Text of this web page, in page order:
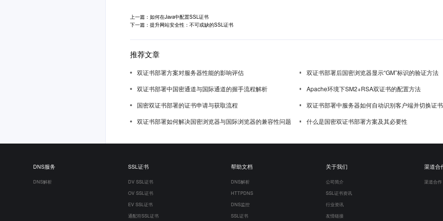
上一篇：如何在Java中配置SSL证书
下一篇：提升网站安全性：不可或缺的SSL证书
推荐文章
双证书部署方案对服务器性能的影响评估
双证书部署后国密浏览器显示“GM”标识的验证方法
双证书部署中国密通道与国际通道的握手流程解析
Apache环境下SM2+RSA双证书的配置方法
国密双证书部署的证书申请与获取流程
双证书部署中服务器如何自动识别客户端并切换证书
双证书部署如何解决国密浏览器与国际浏览器的兼容性问题
什么是国密双证书部署方案及其必要性
DNS服务
DNS解析
SSL证书
DV SSL证书
OV SSL证书
EV SSL证书
通配符SSL证书
帮助文档
DNS解析
HTTPDNS
DNS监控
SSL证书
关于我们
公司简介
SSL证书资讯
行业资讯
友情链接
渠道合
渠道合作